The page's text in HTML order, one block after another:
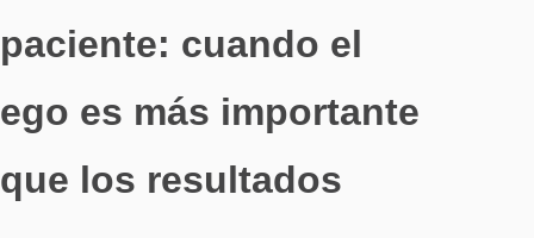
paciente: cuando el
ego es más importante
que los resultados